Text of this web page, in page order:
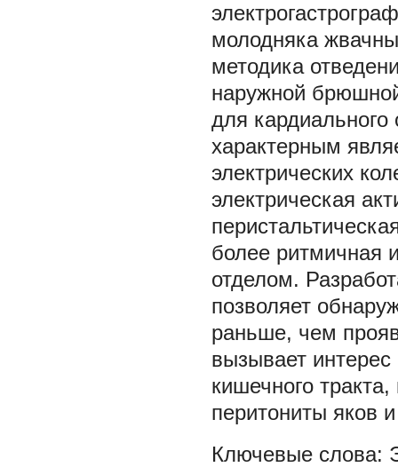
молодняка
методика
наружной
для
характерным
электрических
электрическая
более ритмичная
отделом.
позволяет
раньше, чем
вызывает интерес
кишечного тракта,
перитониты яков